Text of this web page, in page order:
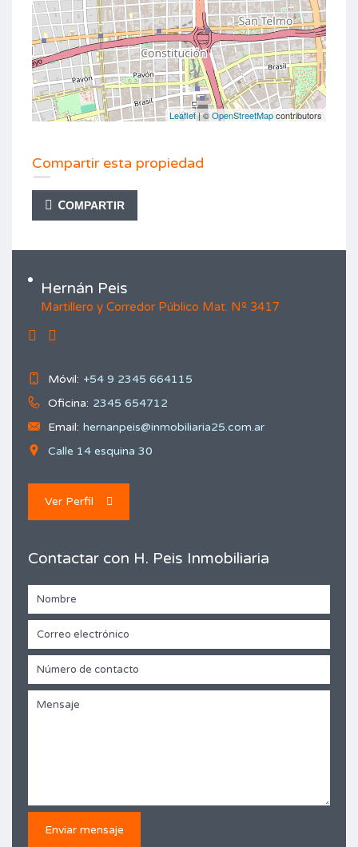
Leaflet| ©OpenStreetMapcontributors
Compartir esta propiedad
COMPARTIR
Hernán Peis
Martillero y Corredor Público Mat. Nº 3417
Móvil: +54 9 2345 664115
Oficina: 2345 654712
Email: hernanpeis@inmobiliaria25.com.ar
Calle 14 esquina 30
Ver Perfil
Contactar con H. Peis Inmobiliaria